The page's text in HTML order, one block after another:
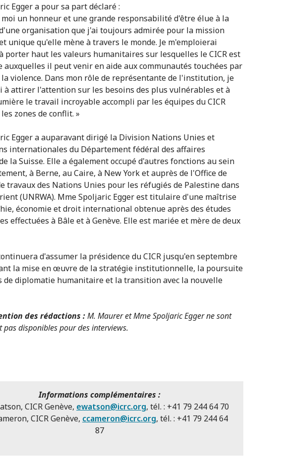
Egger a pour sa part déclaré :
moi un honneur et une grande responsabilité d'être élue à la
organisation que j'ai toujours admirée pour la mission
unique qu'elle mène à travers le monde. Je m'emploierai
porter haut les valeurs humanitaires sur lesquelles le CICR est
auxquelles il peut venir en aide aux communautés touchées par
violence. Dans mon rôle de représentante de l'institution, je
à attirer l'attention sur les besoins des plus vulnérables et à
le travail incroyable accompli par les équipes du CICR
zones de conflit. »
Egger a auparavant dirigé la Division Nations Unies et
internationales du Département fédéral des affaires
la Suisse. Elle a également occupé d'autres fonctions au sein
à Berne, au Caire, à New York et auprès de l'Office de
travaux des Nations Unies pour les réfugiés de Palestine dans
(UNRWA). Mme Spoljaric Egger est titulaire d'une maîtrise
économie et droit international obtenue après des études
effectuées à Bâle et à Genève. Elle est mariée et mère de deux
d'assumer la présidence du CICR jusqu'en septembre
la mise en œuvre de la stratégie institutionnelle, la poursuite
de diplomatie humanitaire et la transition avec la nouvelle
des rédactions :M. Maurer et Mme Spoljaric Egger ne sont
disponibles pour des interviews.
Informations complémentaires :
CICR Genève, ewatson@icrc.org, tél. : +41 79 244 64 70
CICR Genève, ccameron@icrc.org, tél. : +41 79 244 64
87